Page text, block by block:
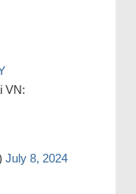
VN:
July 8, 2024